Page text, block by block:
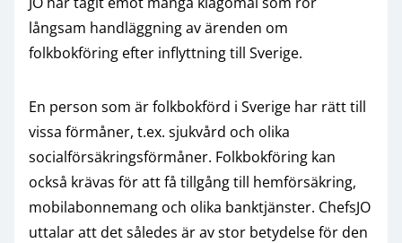
långsam handläggning av ärenden om
folkbokföring efter inflyttning till Sverige.
En person som är folkbokförd i Sverige har rätt till
vissa förmåner, t.ex. sjukvård och olika
socialförsäkringsförmåner. Folkbokföring kan
också krävas för att få tillgång till hemförsäkring,
mobilabonnemang och olika banktjänster. ChefsJO
uttalar att det således är av stor betydelse för den